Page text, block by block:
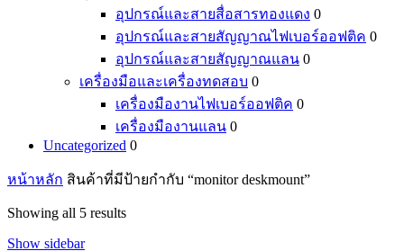
อุปกรณ์และสายสื่อสารทองแดง 0
อุปกรณ์และสายสัญญาณไฟเบอร์ออฟติค 0
อุปกรณ์และสายสัญญาณแลน 0
เครื่องมือและเครื่องทดสอบ 0
เครื่องมืองานไฟเบอร์ออฟติค 0
เครื่องมืองานแลน 0
Uncategorized 0
หน้าหลัก สินค้าที่มีป้ายกำกับ “monitor deskmount”
Showing all 5 results
Show sidebar